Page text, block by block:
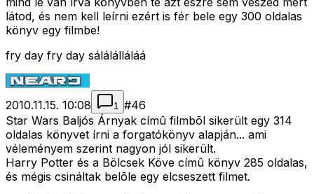
látod, és nem kell leírni ezért is fér bele egy 300 oldalas
könyv egy filmbe!
fry day fry day sálálálláláá
2010.11.15. 10:08 1 #46
Star Wars Baljós Árnyak címû filmbõl sikerült egy 314
oldalas könyvet írni a forgatókönyv alapján... ami
véleményem szerint nagyon jól sikerült.
Harry Potter és a Bölcsek Köve címû könyv 285 oldalas,
és mégis csináltak belõle egy elcseszett filmet.